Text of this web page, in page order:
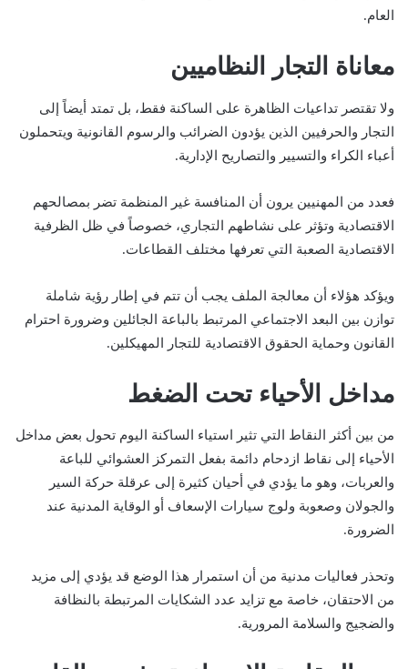
العام.
معاناة التجار النظاميين
ولا تقتصر تداعيات الظاهرة على الساكنة فقط، بل تمتد أيضاً إلى
التجار والحرفيين الذين يؤدون الضرائب والرسوم القانونية ويتحملون
أعباء الكراء والتسيير والتصاريح الإدارية.
فعدد من المهنيين يرون أن المنافسة غير المنظمة تضر بمصالحهم
الاقتصادية وتؤثر على نشاطهم التجاري، خصوصاً في ظل الظرفية
الاقتصادية الصعبة التي تعرفها مختلف القطاعات.
ويؤكد هؤلاء أن معالجة الملف يجب أن تتم في إطار رؤية شاملة
توازن بين البعد الاجتماعي المرتبط بالباعة الجائلين وضرورة احترام
القانون وحماية الحقوق الاقتصادية للتجار المهيكلين.
مداخل الأحياء تحت الضغط
من بين أكثر النقاط التي تثير استياء الساكنة اليوم تحول بعض مداخل
الأحياء إلى نقاط ازدحام دائمة بفعل التمركز العشوائي للباعة
والعربات، وهو ما يؤدي في أحيان كثيرة إلى عرقلة حركة السير
والجولان وصعوبة ولوج سيارات الإسعاف أو الوقاية المدنية عند
الضرورة.
وتحذر فعاليات مدنية من أن استمرار هذا الوضع قد يؤدي إلى مزيد
من الاحتقان، خاصة مع تزايد عدد الشكايات المرتبطة بالنظافة
والضجيج والسلامة المرورية.